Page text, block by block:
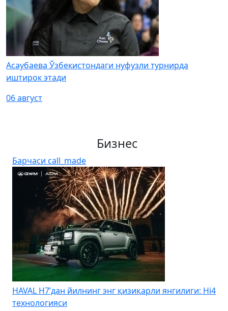
Асаубаева Ўзбекистондаги нуфузли турнирда
иштирок этади
06 август
Бизнес
Барчаси call_made
HAVAL H7’дан йилнинг энг қизиқарли янгилиги: Hi4
технологияси